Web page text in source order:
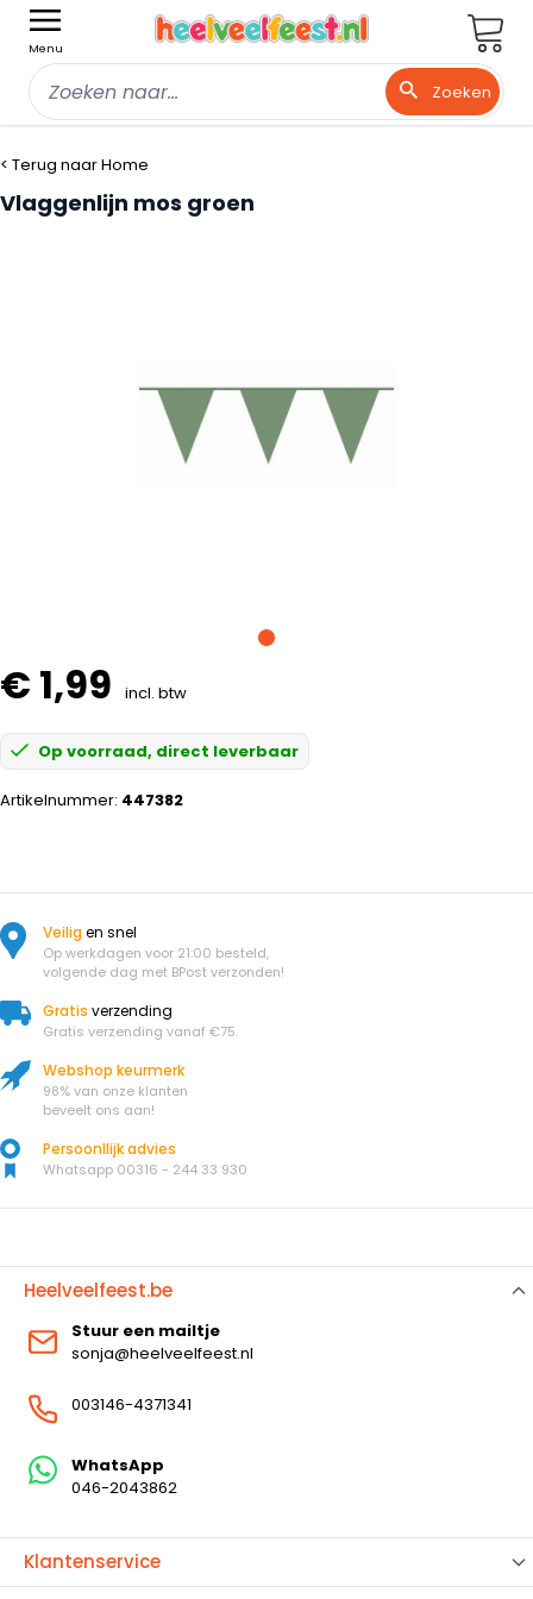
Menu
Zoeken
< Terug naar Home
Vlaggenlijn mos groen
€ 1,99 incl. btw
Op voorraad, direct leverbaar
Artikelnummer: 447382
Veiligen snel
Op werkdagen voor 21:00 besteld,
volgende dag met BPost verzonden!
Gratis verzending
Gratis verzending vanaf €75.
Webshop keurmerk
98% van onze klanten
beveelt ons aan!
Persoonllijk advies
Whatsapp 00316 - 244 33 930
Klantenservice
Heelveelfeest.be
Stuur een mailtje
sonja@heelveelfeest.nl
003146-4371341
WhatsApp
046-2043862